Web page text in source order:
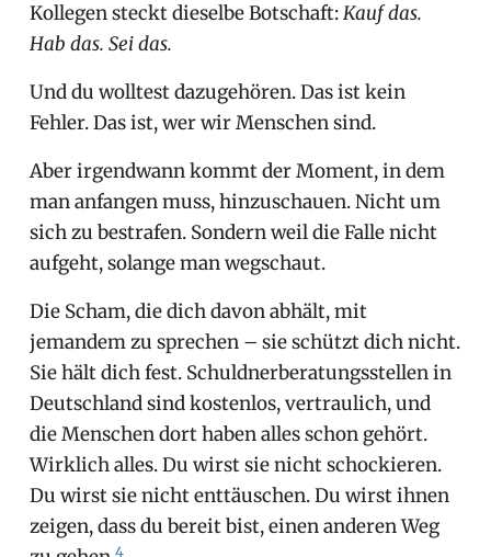
Kollegen steckt dieselbe Botschaft:Kauf das.
Hab das. Sei das.
Und du wolltest dazugehören. Das ist kein
Fehler. Das ist, wer wir Menschen sind.
Aber irgendwann kommt der Moment, in dem
man anfangen muss, hinzuschauen. Nicht um
sich zu bestrafen. Sondern weil die Falle nicht
aufgeht, solange man wegschaut.
Die Scham, die dich davon abhält, mit
jemandem zu sprechen – sie schützt dich nicht.
Sie hält dich fest. Schuldnerberatungsstellen in
Deutschland sind kostenlos, vertraulich, und
die Menschen dort haben alles schon gehört.
Wirklich alles. Du wirst sie nicht schockieren.
Du wirst sie nicht enttäuschen. Du wirst ihnen
zeigen, dass du bereit bist, einen anderen Weg
4